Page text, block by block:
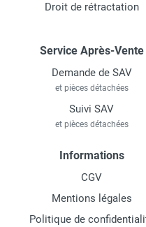
Droit de rétractation
Service Après-Vente
Demande de SAV
et pièces détachées
Suivi SAV
et pièces détachées
Informations
CGV
Mentions légales
Politique de